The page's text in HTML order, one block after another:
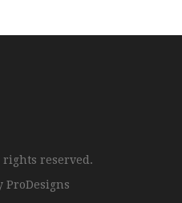
reserved.
ProDesigns